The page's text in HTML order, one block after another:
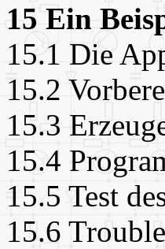
15 Ein
15.1 Die
15.2
15.3
15.4
15.5 Test
15.6